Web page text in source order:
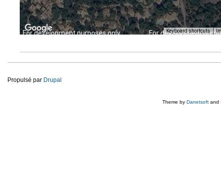
For development
For development purposes only Keyboard shortcuts
Propulsé par Drupal
Theme by Danetsoft and